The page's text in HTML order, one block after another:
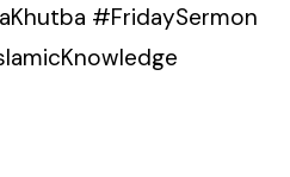
#FridaySermon